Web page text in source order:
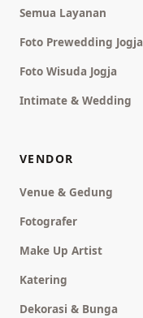
Semua Layanan
Foto Prewedding Jogja
Foto Wisuda Jogja
Intimate & Wedding
VENDOR
Venue & Gedung
Fotografer
Make Up Artist
Katering
Dekorasi & Bunga